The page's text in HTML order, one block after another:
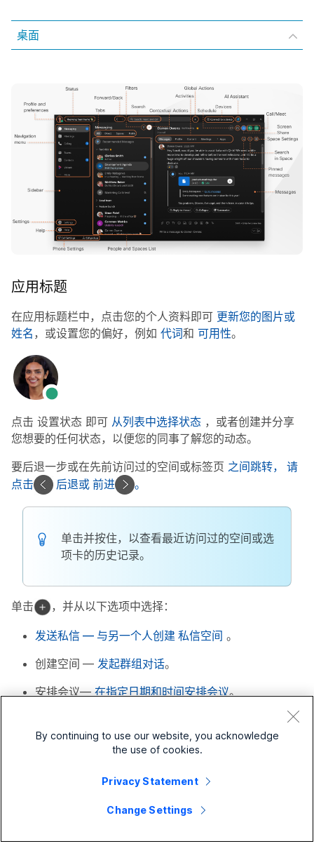
桌面
应用标题
在应用标题栏中，点击您的个人资料即可 更新您的图片或
姓名 ，或设置您的偏好，例如 代词和 可用性。
点击 设置状态 即可 从列表中选择状态 ，或者创建并分享
您想要的任何状态，以便您的同事了解您的动态。
要后退一步或在先前访问过的空间或标签页 之间跳转， 请
点击
后退或 前进 。
单击并按住，以查看最近访问过的空间或选
项卡的历史记录。
单击 ，并从以下选项中选择：
发送私信 — 与另一个人创建 私信空间 。
创建空间 — 发起群组对话。
安排会议—在指定日期和时间安排会议。
查看您的对话历史以查找您正在与之交谈的
接后，您可以在 Webex Board 上共享屏幕、发起呼叫或打
By continuing to use our website, you acknowledge
the use of cookies.
Privacy Statement
Change Settings